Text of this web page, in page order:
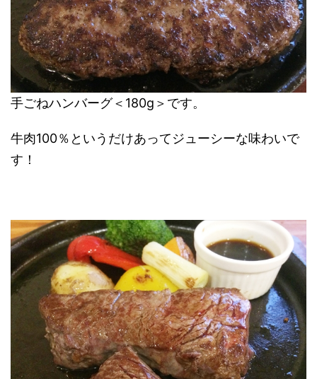
手ごねハンバーグ＜180g＞です。
牛肉100％というだけあってジューシーな味わいで
す！